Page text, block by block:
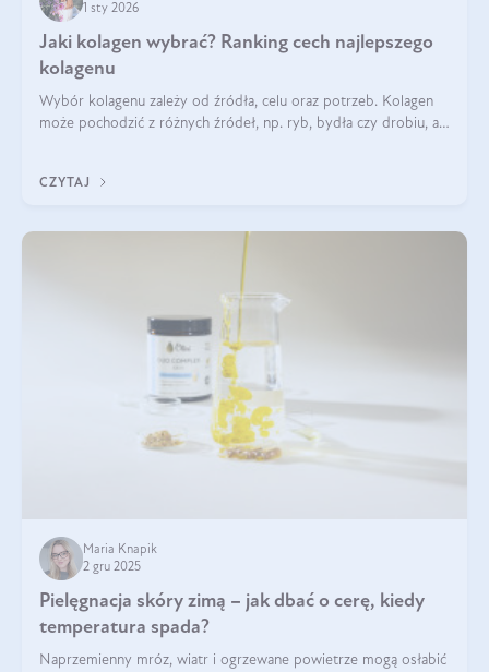
1 sty 2026
Jaki kolagen wybrać? Ranking cech najlepszego
kolagenu
Wybór kolagenu zależy od źródła, celu oraz potrzeb. Kolagen
może pochodzić z różnych źródeł, np. ryb, bydła czy drobiu, a
bydlęcy.
CZYTAJ
Maria Knapik
2 gru 2025
Pielęgnacja skóry zimą – jak dbać o cerę, kiedy
temperatura spada?
Naprzemienny mróz, wiatr i ogrzewane powietrze mogą osłabić